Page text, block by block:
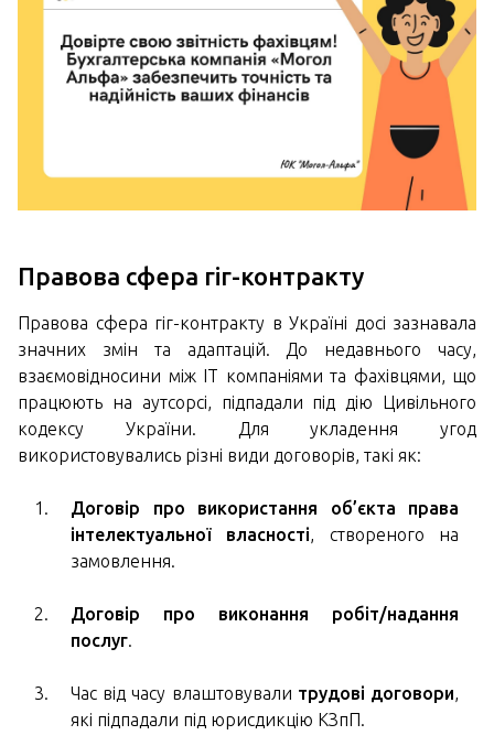
Правова сфера гіг-контракту
Правова сфера гіг-контракту в Україні досі зазнавала
значних змін та адаптацій. До недавнього часу,
взаємовідносини між ІТ компаніями та фахівцями, що
працюють на аутсорсі, підпадали під дію Цивільного
кодексу України. Для укладення угод
використовувались різні види договорів, такі як:
Договір про використання об’єкта права
інтелектуальної власності, створеного на
замовлення.
Договір про виконання робіт/надання
послуг.
Час від часу влаштовували трудові договори,
які підпадали під юрисдикцію КЗпП.